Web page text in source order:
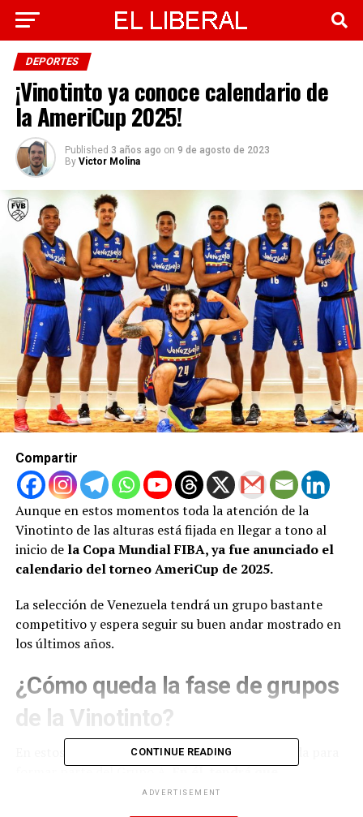
DEPORTES
¡Vinotinto ya conoce calendario de
la AmeriCup 2025!
Published 3 años ago on 9 de agosto de 2023
By Victor Molina
Compartir
Aunque en estos momentos toda la atención de la
Vinotinto de las alturas está fijada en llegar a tono al
inicio de la Copa Mundial FIBA, ya fue anunciado el
calendario del torneo AmeriCup de 2025.
La selección de Venezuela tendrá un grupo bastante
competitivo y espera seguir su buen andar mostrado en
los últimos años.
¿Cómo queda la fase de grupos
de la Vinotinto?
En estos momentos, la Vinotinto fue seleccionada para
formar parte del Grupo A.En él, tendrá que
enfrentarse a las selecciones de Argentina,
CONTINUE READING
ADVERTISEMENT